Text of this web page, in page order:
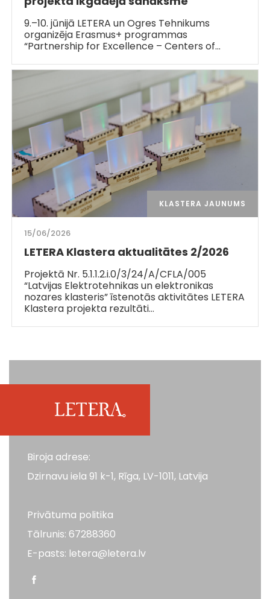
9.–10. jūnijā LETERA un Ogres Tehnikums
organizēja Erasmus+ programmas
“Partnership for Excellence – Centers of…
KLASTERA JAUNUMS
15/06/2026
LETERA Klastera aktualitātes 2/2026
Projektā Nr. 5.1.1.2.i.0/3/24/A/CFLA/005
“Latvijas Elektrotehnikas un elektronikas
nozares klasteris” īstenotās aktivitātes LETERA
Klastera projekta rezultāti…
Biroja adrese:
Dzirnavu iela 91 k-1, Rīga, LV-1011, Latvija
Privātuma politika
Tālrunis: 67288360
E-pasts: letera@letera.lv